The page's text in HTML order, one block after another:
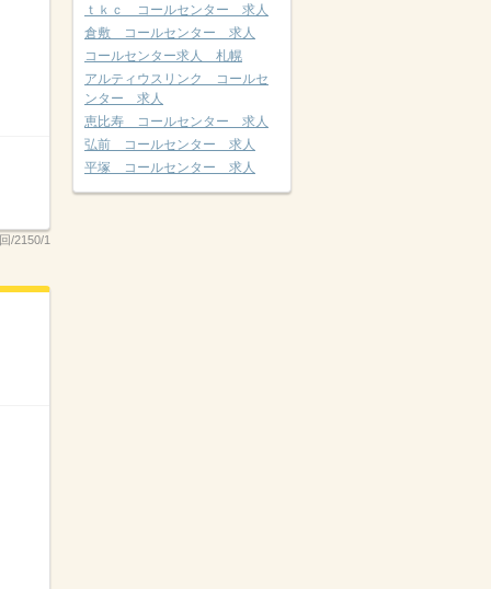
/2150/1
ｔｋｃ コールセンター 求人
倉敷 コールセンター 求人
コールセンター求人 札幌
アルティウスリンク コールセ
ンター 求人
恵比寿 コールセンター 求人
弘前 コールセンター 求人
平塚 コールセンター 求人